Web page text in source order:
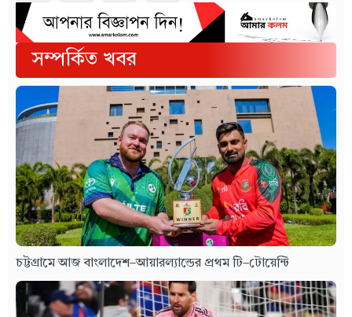
সম্পর্কিত খবর
চট্টগ্রামে আজ বাংলাদেশ–আয়ারল্যান্ডের প্রথম টি–টোয়েন্টি